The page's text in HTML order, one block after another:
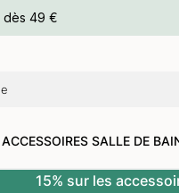
dès 49 €
ACCESSOIRES SALLE DE
15% sur les